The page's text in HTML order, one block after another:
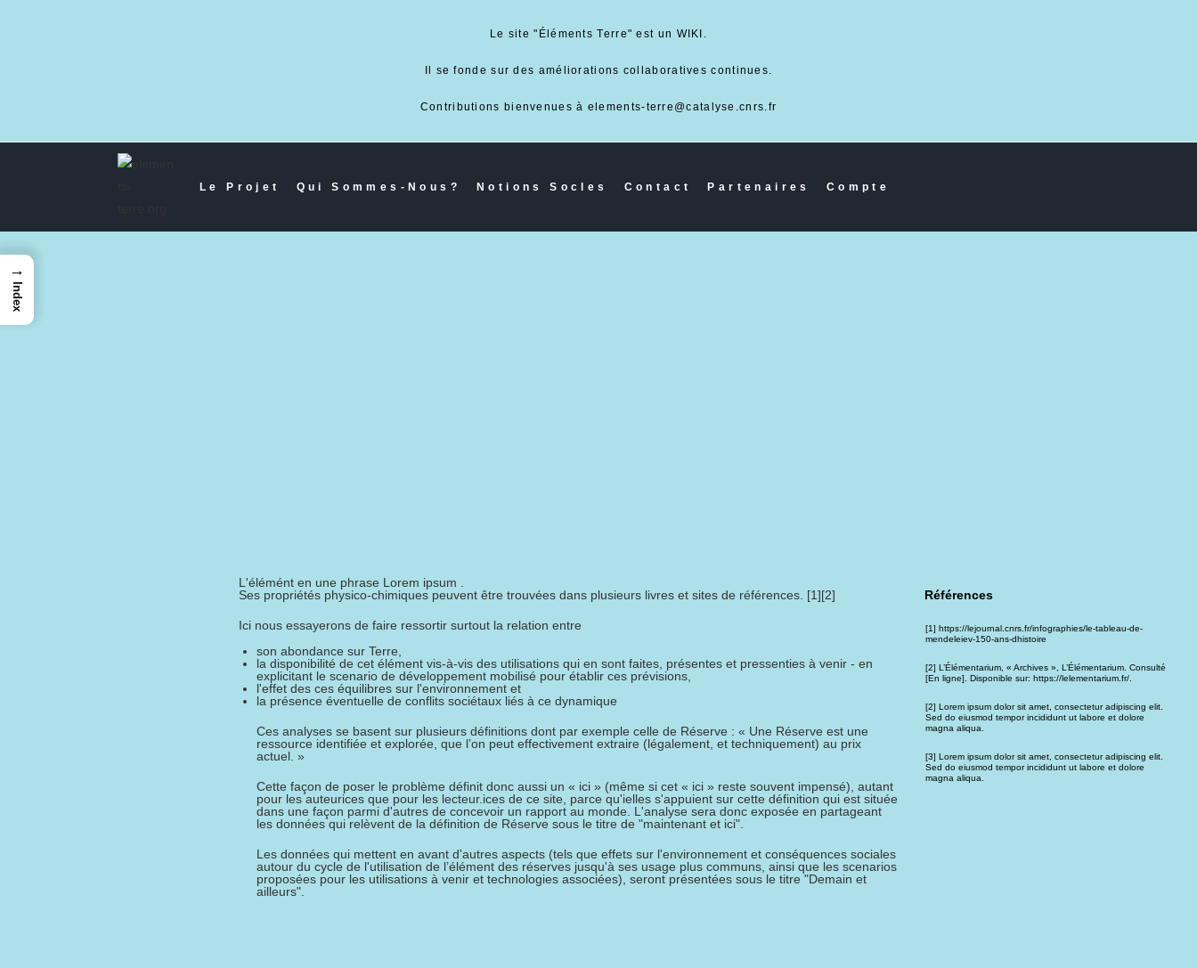
Le site "Éléments Terre" est un WIKI.
Il se fonde sur des améliorations collaboratives continues.
Contributions bienvenues à elements-terre@catalyse.cnrs.fr
Le Projet Qui Sommes-Nous? Notions Socles Contact Partenaires Compte
L'élémént en une phrase Lorem ipsum .
Ses propriétés physico-chimiques peuvent être trouvées dans plusieurs livres et sites de références. [1][2]
Ici nous essayerons de faire ressortir surtout la relation entre
son abondance sur Terre,
la disponibilité de cet élément vis-à-vis des utilisations qui en sont faites, présentes et pressenties à venir - en
explicitant le scenario de développement mobilisé pour établir ces prévisions,
l'effet des ces équilibres sur l'environnement et
la présence éventuelle de conflits sociétaux liés à ce dynamique
Ces analyses se basent sur plusieurs définitions dont par exemple celle de Réserve : « Une Réserve est une
ressource identifiée et explorée, que l’on peut effectivement extraire (légalement, et techniquement) au prix
actuel. »
Cette façon de poser le problème définit donc aussi un « ici » (même si cet « ici » reste souvent impensé), autant
pour les auteurices que pour les lecteur.ices de ce site, parce qu'ielles s'appuient sur cette définition qui est située
dans une façon parmi d'autres de concevoir un rapport au monde. L'analyse sera donc exposée en partageant
les données qui relèvent de la définition de Réserve sous le titre de "maintenant et ici".
Les données qui mettent en avant d'autres aspects (tels que effets sur l'environnement et conséquences sociales
autour du cycle de l'utilisation de l’élément des réserves jusqu'à ses usage plus communs, ainsi que les scenarios
proposées pour les utilisations à venir et technologies associées), seront présentées sous le titre "Demain et
ailleurs".
Références
[1] https://lejournal.cnrs.fr/infographies/le-tableau-de-
mendeleiev-150-ans-dhistoire
[2] L’Élémentarium, « Archives », L’Élémentarium. Consulté
[En ligne]. Disponible sur: https://lelementarium.fr/.
[2] Lorem ipsum dolor sit amet, consectetur adipiscing elit.
Sed do eiusmod tempor incididunt ut labore et dolore
magna aliqua.
[3] Lorem ipsum dolor sit amet, consectetur adipiscing elit.
Sed do eiusmod tempor incididunt ut labore et dolore
magna aliqua.
→
Index